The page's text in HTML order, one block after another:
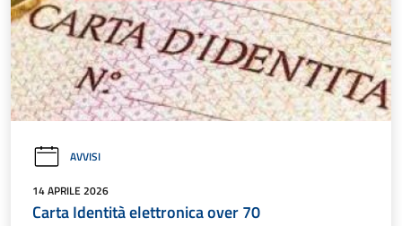
AVVISI
14 APRILE 2026
Carta Identità elettronica over 70